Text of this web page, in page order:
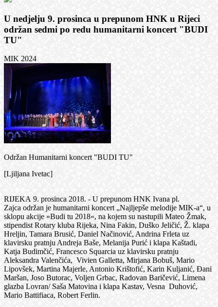
U nedjelju 9. prosinca u prepunom HNK u Rijeci
održan sedmi po redu humanitarni koncert "BUDI
TU"
MIK 2024
Održan Humanitarni koncert "BUDI TU"
[Ljiljana Ivetac]
RIJEKA 9. prosinca 2018. - U prepunom HNK Ivana pl.
Zajca održan je humanitarni koncert „Najljepše melodije MIK-a“, u
sklopu akcije »Budi tu 2018«, na kojem su nastupili Mateo Žmak,
stipendist Rotary kluba Rijeka, Nina Fakin, Duško Jeličić, Ž. klapa
Hreljin, Tamara Brusić, Daniel Načinović, Andrina Frleta uz
klavirsku pratnju Andreja Baše, Melanija Purić i klapa Kaštadi,
Katja Budimčić, Francesco Squarcia uz klavirsku pratnju
Aleksandra Valenčića, Vivien Galletta, Mirjana Bobuš, Mario
Lipovšek, Martina Majerle, Antonio Krištofić, Karin Kuljanić, Đani
Maršan, Joso Butorac, Voljen Grbac, Radovan Baričević, Limena
glazba Lovran/ Saša Matovina i klapa Kastav, Vesna Duhović,
Mario Battifiaca, Robert Ferlin.